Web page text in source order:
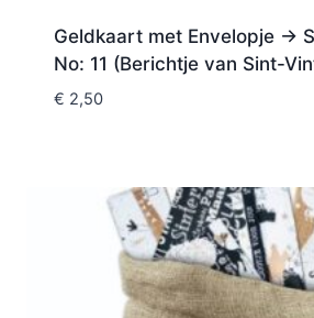
Geldkaart met Envelopje ->
No: 11 (Berichtje van Sint-
€ 2,50